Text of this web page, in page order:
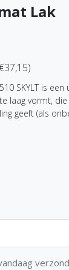
Lak
SKYLT is
laag vormt,
geeft (als